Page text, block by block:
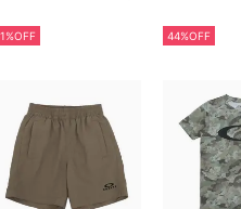
44%OFF